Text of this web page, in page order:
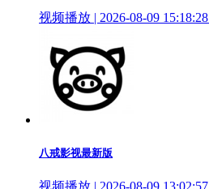
视频播放 | 2026-08-09 15:18:28
八戒影视最新版
视频播放 | 2026-08-09 13:02:57